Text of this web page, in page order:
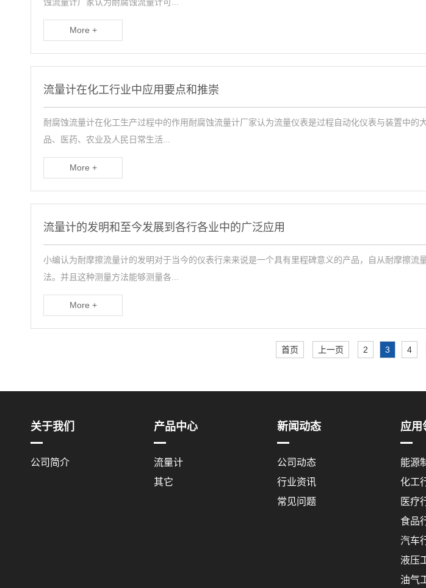
More +
流量计在化工行业中应用要点和推崇
耐腐蚀流量计在化工生产过程中的作用耐腐蚀流量计厂家认为流量仪表是过程自动化仪表与装置中
品、医药、农业及人民日常生活...
More +
流量计的发明和至今发展到各行各业中的广泛应用
小编认为耐摩擦流量计的发明对于当今的仪表行来来说是一个具有里程碑意义的产品，自从耐摩擦
法。并且这种测量方法能够测量各...
More +
首页 上一页 2 3 4
关于我们
公司简介
产品中心
流量计
其它
新闻动态
公司动态
行业资讯
常见问题
应用
能源
化工
医疗
食品
汽车
液压
油气